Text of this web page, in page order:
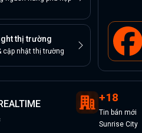
thị trường
cập nhật thị trường
+18
Tin bán mới
Sunrise City